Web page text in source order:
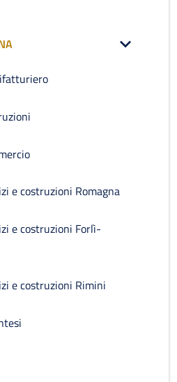
e costruzioni Romagna
e costruzioni Forlì-
e costruzioni Rimini